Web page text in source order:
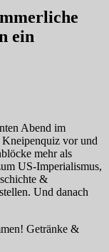
ein
Abend im
vor und
mehr als
US-Imperialismus,
&
Und danach
Getränke &